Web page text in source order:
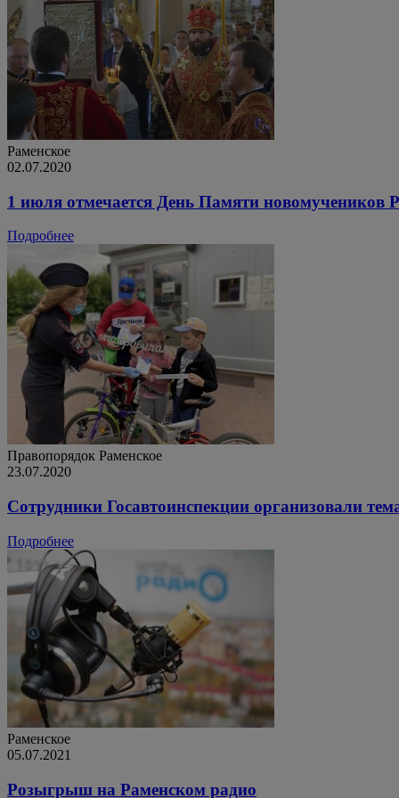
Раменское
02.07.2020
1 июля отмечается День Памяти новомучеников
Подробнее
Правопорядок Раменское
23.07.2020
Сотрудники Госавтоинспекции организовали
Подробнее
Раменское
05.07.2021
Розыгрыш на Раменском радио